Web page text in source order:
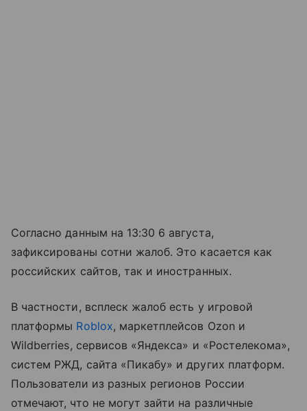
Согласно данным на 13:30 6 августа,
зафиксированы сотни жалоб. Это касается как
российских сайтов, так и иностранных.
В частности, всплеск жалоб есть у игровой
платформы Roblox, маркетплейсов Ozon и
Wildberries, сервисов «Яндекса» и «Ростелекома»,
систем РЖД, сайта «Пикабу» и других платформ.
Пользователи из разных регионов России
отмечают, что не могут зайти на различные